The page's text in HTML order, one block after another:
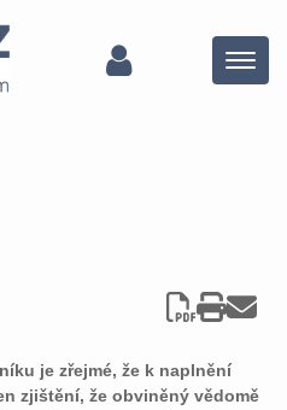
Menu
je zřejmé, že k naplnění
zjištění, že obviněný vědomě